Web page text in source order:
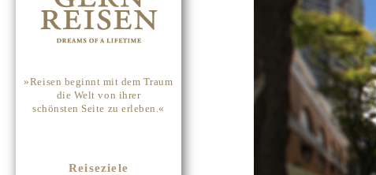
»Reisen beginnt mit dem Traum
die Welt von ihrer
schönsten Seite zu erleben.«
Reiseziele